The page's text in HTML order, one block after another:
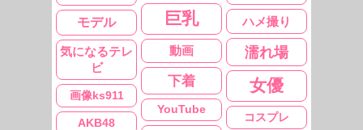
巨乳 ハメ撮り
モデル
濡れ場
動画
気になるテレ
ビ
下着 女優
画像ks911
YouTube
コスプレ
AKB48